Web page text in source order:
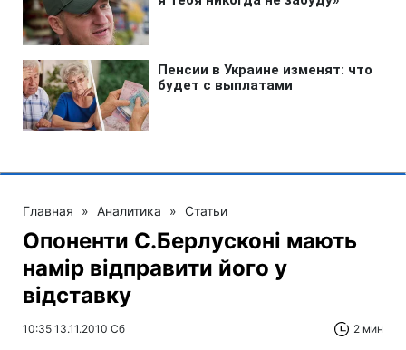
Главная » Аналитика » Статьи
Опоненти С.Берлусконі мають
намір відправити його у
відставку
10:35 13.11.2010 Сб 2 мин